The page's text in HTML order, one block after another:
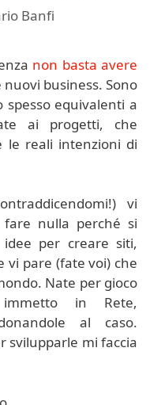
Banfi
non basta avere
business. Sono
equivalenti a
ai progetti, che
le reali intenzioni di
vi
fare nulla perché si
per creare siti,
vi pare (fate voi) che
Nate per gioco
in Rete,
al caso.
svilupparle mi faccia